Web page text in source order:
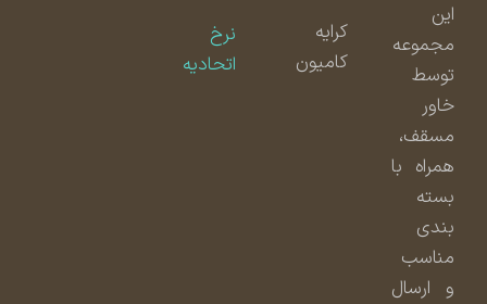
مجموعه
توسط
مسقف،
همراه با
بسته
بندی
مناسب
و ارسال
کامیون
اتحادیه